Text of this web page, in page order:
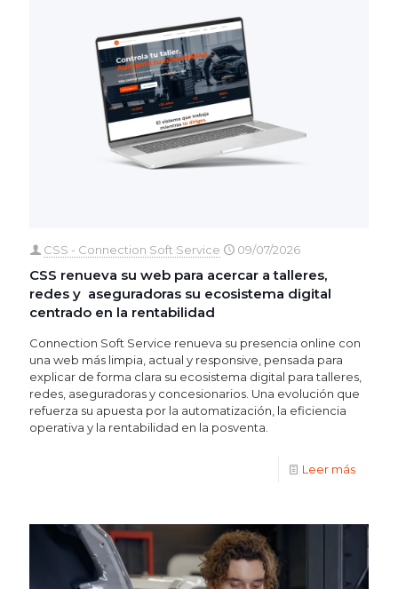
CSS - Connection Soft Service 09/07/2026
CSS renueva su web para acercar a talleres,
redes y aseguradoras su ecosistema digital
centrado en la rentabilidad
Connection Soft Service renueva su presencia online con
una web más limpia, actual y responsive, pensada para
explicar de forma clara su ecosistema digital para talleres,
redes, aseguradoras y concesionarios. Una evolución que
refuerza su apuesta por la automatización, la eficiencia
operativa y la rentabilidad en la posventa.
Leer más